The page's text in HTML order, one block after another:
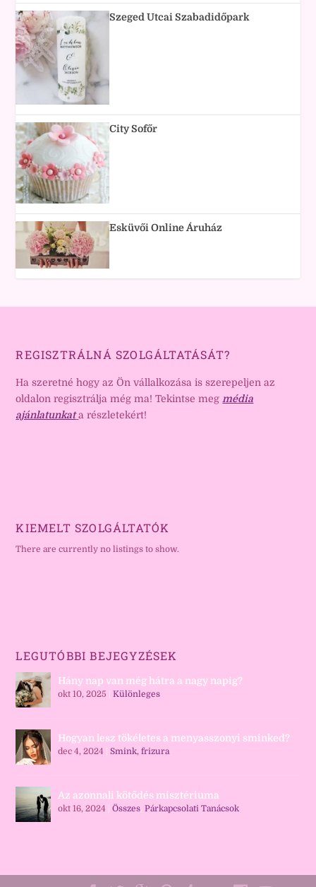
Szeged Utcai Szabadidőpark
City Sofőr
Esküvői Online Áruház
REGISZTRÁLNÁ SZOLGÁLTATÁSÁT?
Ha szeretné hogy az Ön vállalkozása is szerepeljen az
oldalon regisztrálja még ma! Tekintse megmédia
ajánlatunkat a részletekért!
KIEMELT SZOLGÁLTATÓK
There are currently no listings to show.
LEGUTÓBBI BEJEGYZÉSEK
Hány nap van még hátra a nagy napig?
okt 10, 2025 |Különleges
Hogyan lesz tökéletes a menyasszonyi sminked?
dec 4, 2024 |Smink, frizura
Az azonnali kötődés misztériuma
okt 16, 2024 |Összes,Párkapcsolati Tanácsok